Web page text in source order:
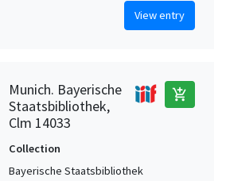
View entry
Munich. Bayerische
Staatsbibliothek,
Clm 14033
add_shopping_cart
Collection
Bayerische Staatsbibliothek